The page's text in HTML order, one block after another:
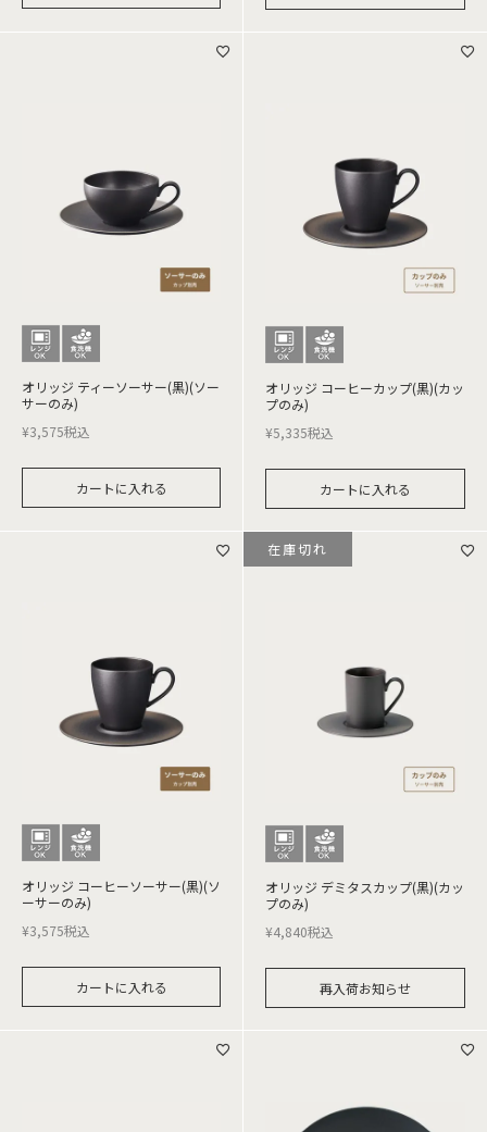
オリッジ ティーソーサー(黒)(ソー
サーのみ)
¥3,575税込
カートに入れる
オリッジ コーヒーカップ(黒)(カッ
プのみ)
¥5,335税込
カートに入れる
オリッジ コーヒーソーサー(黒)(ソ
ーサーのみ)
¥3,575税込
カートに入れる
オリッジ デミタスカップ(黒)(カッ
プのみ)
¥4,840税込
再入荷お知らせ
在庫切れ